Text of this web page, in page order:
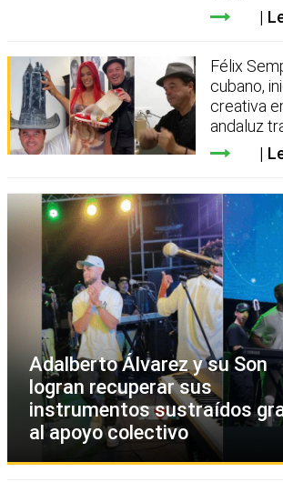
Félix
cubano,
creativa
andaluz
Adalberto Álvarez y su Son
logran recuperar sus
instrumentos sustraídos
al apoyo colectivo